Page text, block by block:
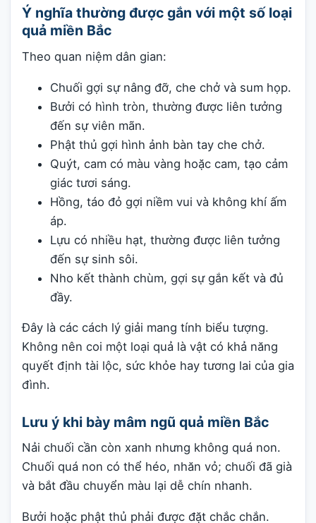
Ý nghĩa thường được gắn với một số loại
quả miền Bắc
Theo quan niệm dân gian:
Chuối gợi sự nâng đỡ, che chở và sum họp.
Bưởi có hình tròn, thường được liên tưởng
đến sự viên mãn.
Phật thủ gợi hình ảnh bàn tay che chở.
Quýt, cam có màu vàng hoặc cam, tạo cảm
giác tươi sáng.
Hồng, táo đỏ gợi niềm vui và không khí ấm
áp.
Lựu có nhiều hạt, thường được liên tưởng
đến sự sinh sôi.
Nho kết thành chùm, gợi sự gắn kết và đủ
đầy.
Đây là các cách lý giải mang tính biểu tượng.
Không nên coi một loại quả là vật có khả năng
quyết định tài lộc, sức khỏe hay tương lai của gia
đình.
Lưu ý khi bày mâm ngũ quả miền Bắc
Nải chuối cần còn xanh nhưng không quá non.
Chuối quá non có thể héo, nhăn vỏ; chuối đã già
và bắt đầu chuyển màu lại dễ chín nhanh.
Bưởi hoặc phật thủ phải được đặt chắc chắn.